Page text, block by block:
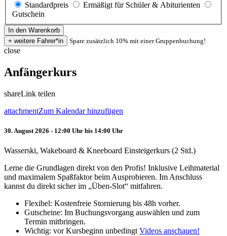
Standardpreis
Ermäßigt für Schüler & Abiturienten
Gutschein
Spare zusätzlich 10% mit einer Gruppenbuchung!
close
Anfängerkurs
shareLink teilen
attachmentZum Kalendar hinzufügen
30. August 2026 - 12:00 Uhr bis 14:00 Uhr
Wasserski, Wakeboard & Kneeboard Einsteigerkurs (2 Std.)
Lerne die Grundlagen direkt von den Profis! Inklusive Leihmaterial
und maximalem Spaßfaktor beim Ausprobieren. Im Anschluss
kannst du direkt sicher im „Üben-Slot“ mitfahren.
Flexibel: Kostenfreie Stornierung bis 48h vorher.
Gutscheine: Im Buchungsvorgang auswählen und zum
Termin mitbringen.
Wichtig: vor Kursbeginn unbedingt Videos anschauen!